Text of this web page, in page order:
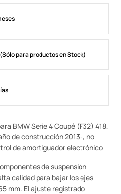
para productos en Stock)
BMW Serie 4 Coupé (F32) 418,
de construcción 2013-, no
de amortiguador electrónico
de suspensión
calidad para bajar los ejes
mm. El ajuste registrado